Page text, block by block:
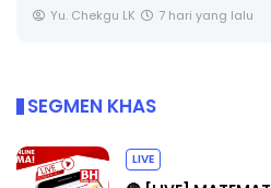
SEGMEN KHAS
LIVE